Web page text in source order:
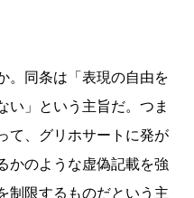
。同条は「表現の自由を
い」という主旨だ。つま
て、グリホサートに発が
かのような虚偽記載を強
制限するものだという主